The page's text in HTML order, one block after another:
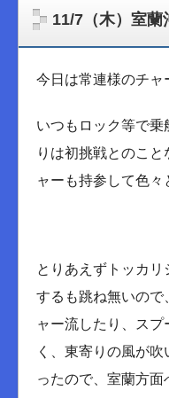
11/7（木）室蘭
今日は常連様のチャ
いつもロック等で
りは初挑戦とのこ
ャーも持参して色々
とりあえずトッカ
するも跳ね無いので
ャー流したり、ス
く、東寄りの風が
ったので、室蘭方